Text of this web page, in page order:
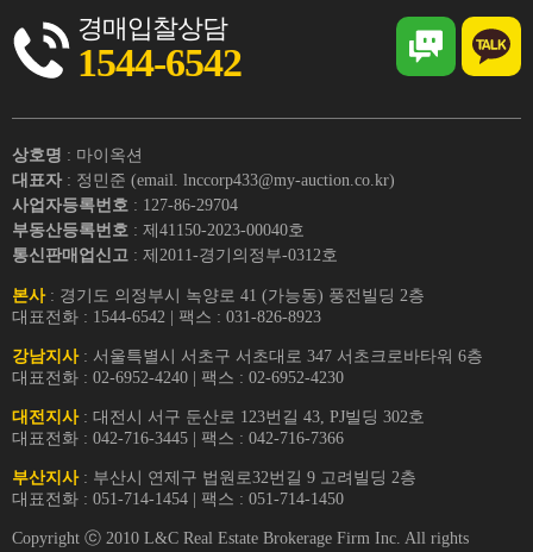
경매입찰상담
1544-6542
상호명 : 마이옥션
대표자 : 정민준 (email. lnccorp433@my-auction.co.kr)
사업자등록번호 : 127-86-29704
부동산등록번호 : 제41150-2023-00040호
통신판매업신고 : 제2011-경기의정부-0312호
본사: 경기도 의정부시 녹양로 41 (가능동) 풍전빌딩 2층
대표전화 : 1544-6542 | 팩스 : 031-826-8923
강남지사: 서울특별시 서초구 서초대로 347 서초크로바타워 6층
대표전화 : 02-6952-4240 | 팩스 : 02-6952-4230
대전지사: 대전시 서구 둔산로 123번길 43, PJ빌딩 302호
대표전화 : 042-716-3445 | 팩스 : 042-716-7366
부산지사: 부산시 연제구 법원로32번길 9 고려빌딩 2층
대표전화 : 051-714-1454 | 팩스 : 051-714-1450
Copyright ⓒ 2010 L&C Real Estate Brokerage Firm Inc. All rights